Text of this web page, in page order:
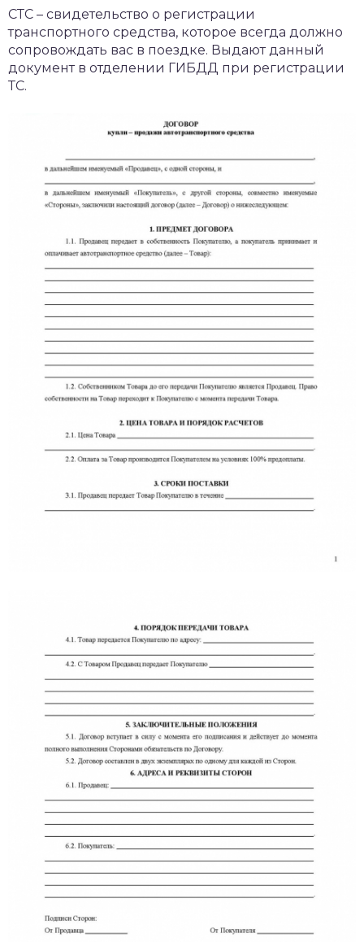
СТС – свидетельство о регистрации
транспортного средства, которое всегда должно
сопровождать вас в поездке. Выдают данный
документ в отделении ГИБДД при регистрации
ТС.